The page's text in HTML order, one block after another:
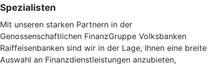
Spezialisten
Mit unseren starken Partnern in der
Genossenschaftlichen FinanzGruppe Volksbanken
Raiffeisenbanken sind wir in der Lage, Ihnen eine breite
Auswahl an Finanzdienstleistungen anzubieten,